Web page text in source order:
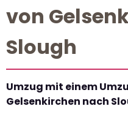
von
Slough
Umzug mit einem
Gelsenkirchen nach